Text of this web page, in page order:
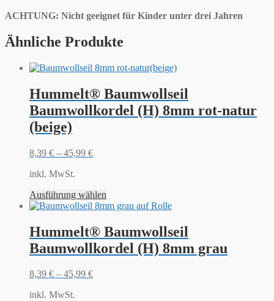
ACHTUNG: Nicht geeignet für Kinder unter drei Jahren
Ähnliche Produkte
Hummelt® Baumwollseil
Baumwollkordel (H) 8mm rot-natur
(beige)
8,39 € – 45,99 €
inkl. MwSt.
Ausführung wählen
Hummelt® Baumwollseil
Baumwollkordel (H) 8mm grau
8,39 € – 45,99 €
inkl. MwSt.